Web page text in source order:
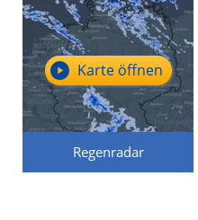
Regenradar
Karte öffnen